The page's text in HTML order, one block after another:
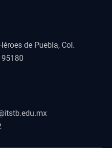
de Puebla, Col.
95180